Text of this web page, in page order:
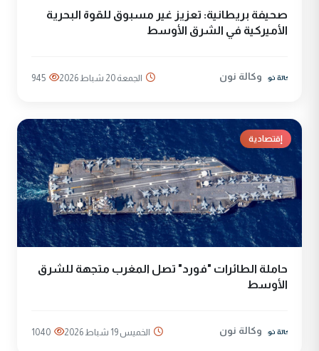
صحيفة بريطانية: تعزيز غير مسبوق للقوة البحرية
الأميركية في الشرق الأوسط
وكالة نون الجمعة 20 شباط 2026 945
إقتصادية
حاملة الطائرات "فورد" تصل المغرب متجهة للشرق
الأوسط
وكالة نون الخميس 19 شباط 2026 1040